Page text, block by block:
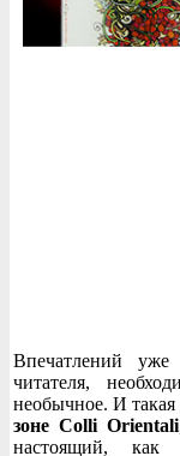
Впечатлений уже
читателя,
необычное. И такая
зоне Colli Orientali
настоящий, как